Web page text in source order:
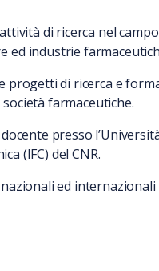
di ricerca nel
ed industrie
progetti di ricerca e
farmaceutiche.
presso
(IFC) del CNR.
ed internazionali